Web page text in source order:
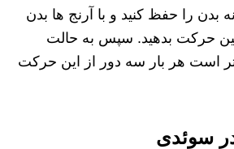
بدن را حفظ کنید و با آرنج‌ ها بدن
حرکت بدهید. سپس به حالت
است هر بار سه دور از این حرکت
در سوئدی